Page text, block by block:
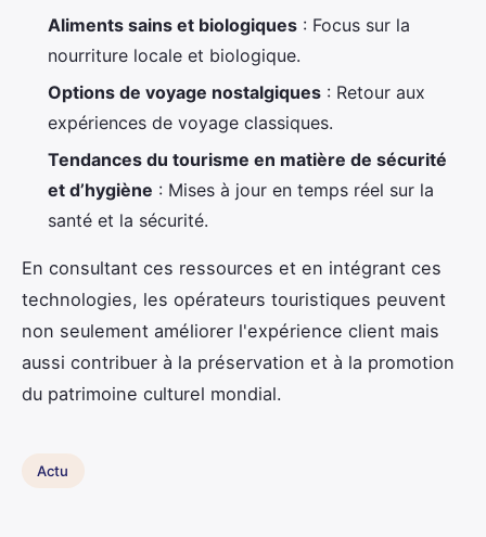
Aliments sains et biologiques : Focus sur la
nourriture locale et biologique.
Options de voyage nostalgiques : Retour aux
expériences de voyage classiques.
Tendances du tourisme en matière de sécurité
et d’hygiène : Mises à jour en temps réel sur la
santé et la sécurité.
En consultant ces ressources et en intégrant ces
technologies, les opérateurs touristiques peuvent
non seulement améliorer l'expérience client mais
aussi contribuer à la préservation et à la promotion
du patrimoine culturel mondial.
Actu